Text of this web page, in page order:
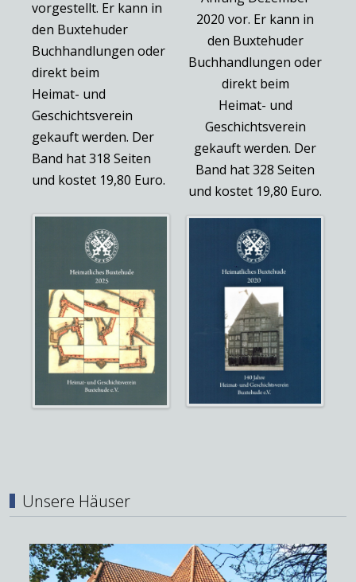
vorgestellt. Er kann in
den Buxtehuder
Buchhandlungen oder
direkt beim
Heimat- und
Geschichtsverein
gekauft werden. Der
Band hat 318 Seiten
und kostet 19,80 Euro.
2020 vor. Er kann in
den Buxtehuder
Buchhandlungen oder
direkt beim
Heimat- und
Geschichtsverein
gekauft werden. Der
Band hat 328 Seiten
und kostet 19,80 Euro.
Unsere Häuser